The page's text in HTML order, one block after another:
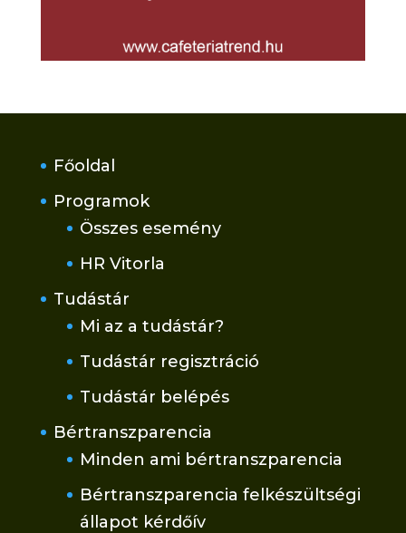
Főoldal
Programok
Összes esemény
HR Vitorla
Tudástár
Mi az a tudástár?
Tudástár regisztráció
Tudástár belépés
Bértranszparencia
Minden ami bértranszparencia
Bértranszparencia felkészültségi
állapot kérdőív